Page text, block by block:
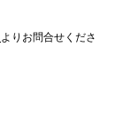
よりお問合せくださ